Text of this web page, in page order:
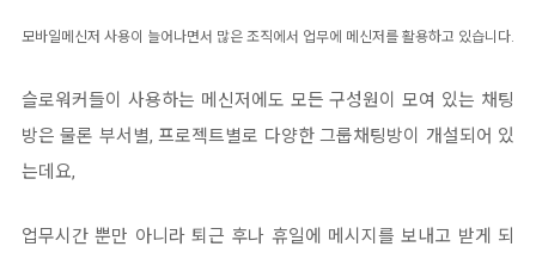
모바일메신저 사용이 늘어나면서 많은 조직에서 업무에 메신저를 활용하고 있습니다.
슬로워커들이 사용하는 메신저에도 모든 구성원이 모여 있는 채팅
방은 물론 부서별, 프로젝트별로 다양한 그룹채팅방이 개설되어 있
는데요,
업무시간 뿐만 아니라 퇴근 후나 휴일에 메시지를 보내고 받게 되